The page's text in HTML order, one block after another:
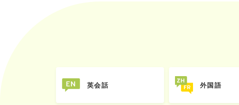
英会話 外国語